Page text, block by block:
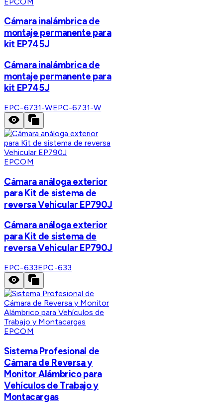
Cámara inalámbrica de
montaje permanente para
kit EP745J
Cámara inalámbrica de
montaje permanente para
kit EP745J
EPC-6731-WEPC-6731-W
EPCOM
Cámara análoga exterior
para Kit de sistema de
reversa Vehicular EP790J
Cámara análoga exterior
para Kit de sistema de
reversa Vehicular EP790J
EPC-633EPC-633
EPCOM
Sistema Profesional de
Cámara de Reversa y
Monitor Alámbrico para
Vehículos de Trabajo y
Montacargas